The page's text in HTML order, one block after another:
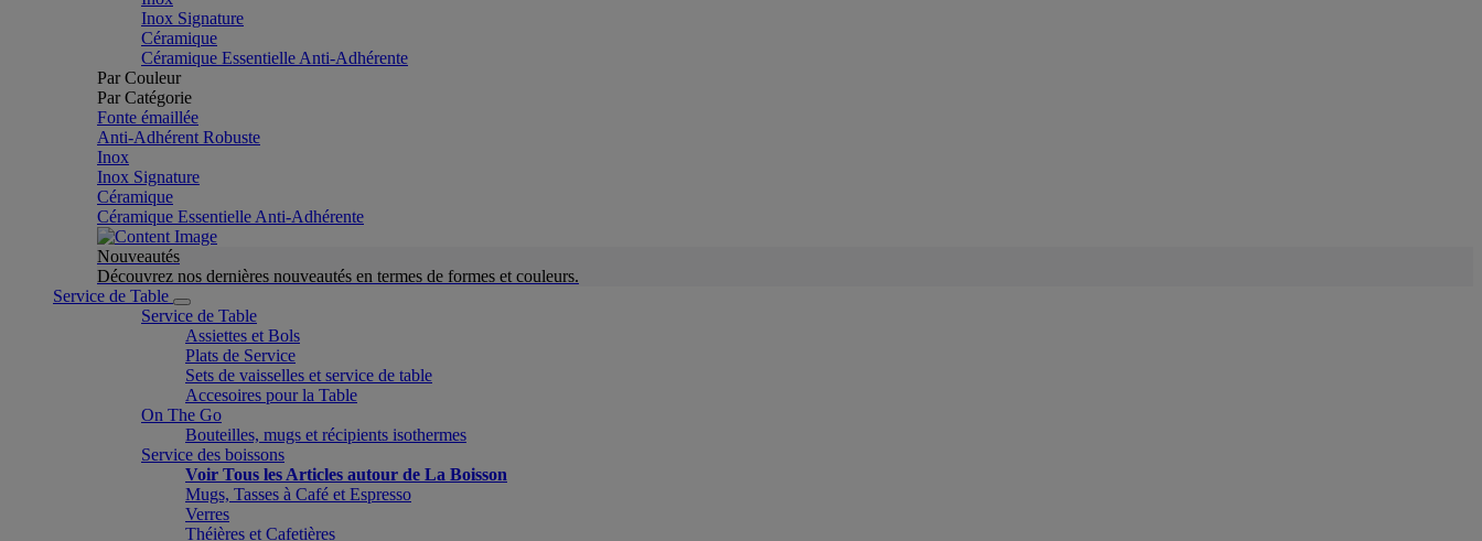
Inox Signature
Céramique
Céramique Essentielle Anti-Adhérente
Par Couleur
Par Catégorie
Fonte émaillée
Anti-Adhérent Robuste
Inox
Inox Signature
Céramique
Céramique Essentielle Anti-Adhérente
Nouveautés
Découvrez nos dernières nouveautés en termes de formes et couleurs.
Service de Table
Service de Table
Assiettes et Bols
Plats de Service
Sets de vaisselles et service de table
Accesoires pour la Table
On The Go
Bouteilles, mugs et récipients isothermes
Service des boissons
Voir Tous les Articles autour de La Boisson
Mugs, Tasses à Café et Espresso
Verres
Théières et Cafetières